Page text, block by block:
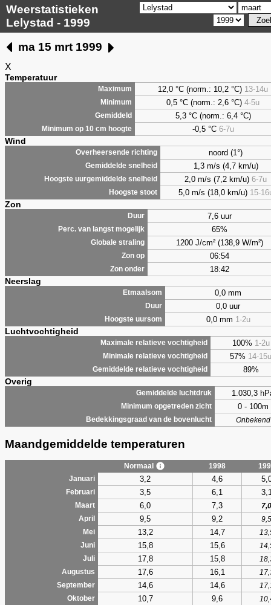
Weerstatistieken
Lelystad - 1999
ma 15 mrt 1999
X
Temperatuur
Maximum 12,0 °C (norm.: 10,2 °C) 13-14u
Minimum 0,5 °C (norm.: 2,6 °C) 4-5u
Gemiddeld 5,3°C (norm.: 6,4 °C)
Minimum op 10 cm hoogte -0,5 °C 6-7u
Wind
Overheersende richting noord (1°)
Gemiddelde snelheid 1,3 m/s (4,7 km/u)
Hoogste uurgemiddelde snelheid 2,0 m/s (7,2 km/u) 6-7u
Hoogste stoot 5,0 m/s (18,0 km/u) 15-
Zon
Duur 7,6 uur
Perc. van langst mogelijk 65%
Globale straling 1200 J/cm² (138,9 W/m²)
Zon op 06:54
Zon onder 18:42
Neerslag
Etmaalsom 0,0 mm
Duur 0,0 uur
Hoogste uursom 0,0 mm 1-2u
Luchtvochtigheid
Maximale relatieve vochtigheid 100% 1-2u
Minimale relatieve vochtigheid 57% 14-15u
Gemiddelde relatieve vochtigheid 89%
Overig
Gemiddelde luchtdruk 1.030,3
Minimum opgetreden zicht 0 - 100m
Bedekkingsgraad van de bovenlucht Onbekend
Maandgemiddelde temperaturen
Normaal 1998
Januari
3,2 4,6
Februari 3,5 6,1
Maart 6,0 7,3
7,0
April
9,5 9,2
9,5
Mei
13,2 14,7
Juni
15,8 15,6
Juli
17,8 15,8
Augustus
17,6 16,1
September
14,6 14,6
Oktober
10,7 9,6